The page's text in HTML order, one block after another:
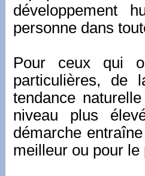
développement
personne dans
Pour ceux qui
particulières, de
tendance
niveau plus
démarche
meilleur ou pour le